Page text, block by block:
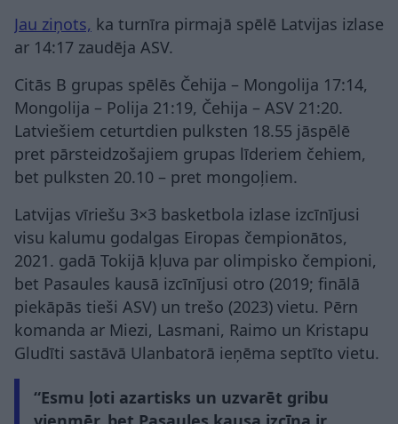
Jau ziņots, ka turnīra pirmajā spēlē Latvijas izlase
ar 14:17 zaudēja ASV.
Citās B grupas spēlēs Čehija – Mongolija 17:14,
Mongolija – Polija 21:19, Čehija – ASV 21:20.
Latviešiem ceturtdien pulksten 18.55 jāspēlē
pret pārsteidzošajiem grupas līderiem čehiem,
bet pulksten 20.10 – pret mongoļiem.
Latvijas vīriešu 3×3 basketbola izlase izcīnījusi
visu kalumu godalgas Eiropas čempionātos,
2021. gadā Tokijā kļuva par olimpisko čempioni,
bet Pasaules kausā izcīnījusi otro (2019; finālā
piekāpās tieši ASV) un trešo (2023) vietu. Pērn
komanda ar Miezi, Lasmani, Raimo un Kristapu
Gludīti sastāvā Ulanbatorā ieņēma septīto vietu.
“Esmu ļoti azartisks un uzvarēt gribu